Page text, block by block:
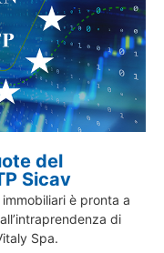
del
Sicav
è pronta a
di
Spa.